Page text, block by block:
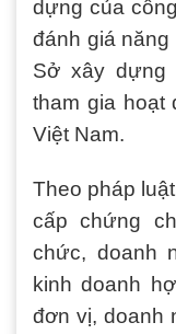
dựng của
đánh giá
Sở xây
tham gia hoạt
Việt Nam.
Theo pháp
cấp chứng
chức, doanh
kinh doanh
đơn vị, doanh